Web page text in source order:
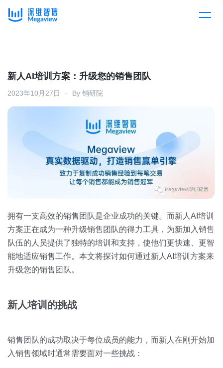
产品总览
产品集成
解决方案
按行业
消费医疗
房地产
金融
销售人员
销售管理
客户案例
资源中心
全部
白皮书
销售会话智能
关于我们
新人AI培训方案：升级您的销售团队
2023年10月27日 By 销研院
拥有一支高效的销售团队是企业成功的关键。而新人AI培训
方案正在成为一种升级销售团队的得力工具，为新加入销售
队伍的人员提供了独特的培训和支持，使他们更快速、更智
能地适应销售工作。本文将探讨如何通过新人AI培训方案来
升级您的销售团队。
新人培训的挑战
销售团队的成功取决于每位成员的能力，而新人在刚开始加
入销售领域时通常需要面对一些挑战：